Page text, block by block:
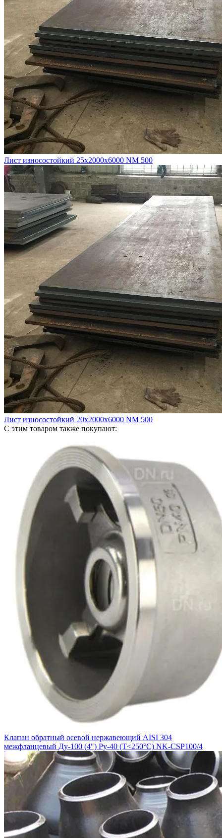
Лист износостойкий 25х2000х6000 NM 500
Лист износостойкий 20х2000х6000 NM 500
С этим товаром также покупают:
Клапан обратный осевой нержавеющий AISI 304
межфланцевый Ду-100 (4″) Ру-40 (Т<250°С) NK-CSP100/4